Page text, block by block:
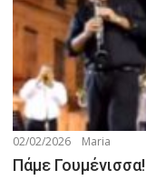
02/02/2026 Maria
Πάμε Γουμένισσα!